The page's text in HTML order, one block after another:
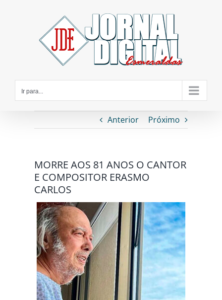
Ir para...
Anterior Próximo
MORRE AOS 81 ANOS O CANTOR
E COMPOSITOR ERASMO
CARLOS